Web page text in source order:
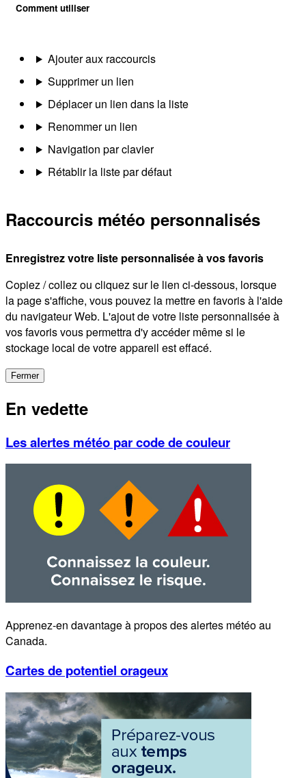
Comment utiliser
Ajouter aux raccourcis
Supprimer un lien
Déplacer un lien dans la liste
Renommer un lien
Navigation par clavier
Rétablir la liste par défaut
Raccourcis météo personnalisés
Enregistrez votre liste personnalisée à vos favoris
Copiez / collez ou cliquez sur le lien ci-dessous, lorsque
la page s'affiche, vous pouvez la mettre en favoris à l'aide
du navigateur Web. L'ajout de votre liste personnalisée à
vos favoris vous permettra d'y accéder même si le
stockage local de votre appareil est effacé.
Fermer
En vedette
Les alertes météo par code de couleur
Apprenez-en davantage à propos des alertes météo au
Canada.
Cartes de potentiel orageux